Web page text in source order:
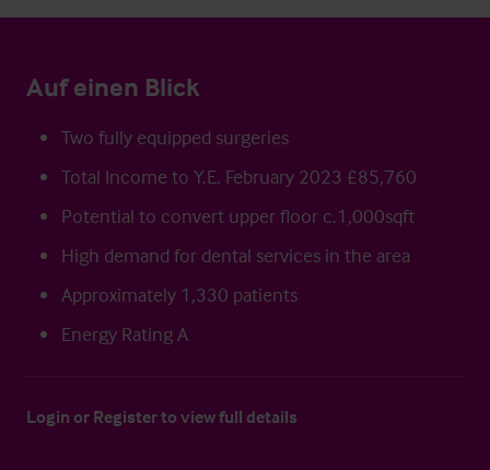
Auf einen Blick
Two fully equipped surgeries
Total Income to Y.E. February 2023 £85,760
Potential to convert upper floor c.1,000sqft
High demand for dental services in the area
Approximately 1,330 patients
Energy Rating A
Login or Registerto view full details